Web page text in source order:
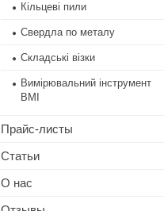
Кільцеві пили
Свердла по металу
Складські візки
Вимірювальний інструмент
BMI
Прайс-листы
Статьи
О нас